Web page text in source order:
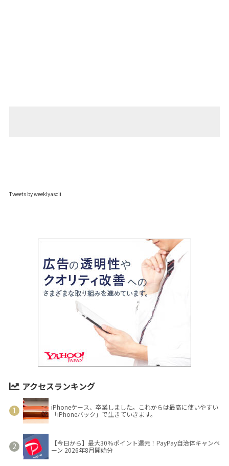
Tweets by weeklyascii
アクセスランキング
iPhoneケース、卒業しました。これからは最高に使いやすい
「iPhoneバック」で生きていきます。
【今日から】最大30％ポイント還元！PayPay自治体キャンペ
ーン 2026年8月開始分